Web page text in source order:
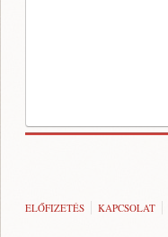
ELŐFIZETÉS KAPCSOLAT